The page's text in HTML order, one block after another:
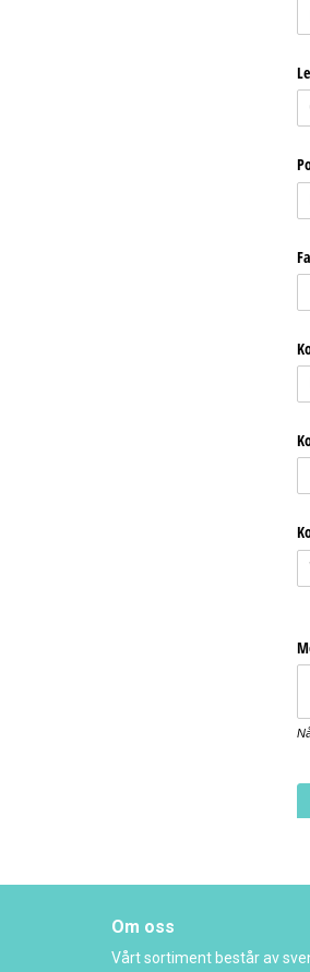
Om oss
Vårt sortiment består av